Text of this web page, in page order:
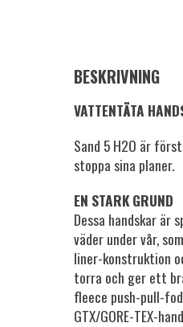
BESKRIVNING
VATTENTÄTA
Sand 5 H2O är
stoppa sina planer.
EN STARK GRUND
Dessa handskar
väder under vår,
liner-konstruktion
torra och ger ett
fleece push-pull-
GTX/GORE-TEX-